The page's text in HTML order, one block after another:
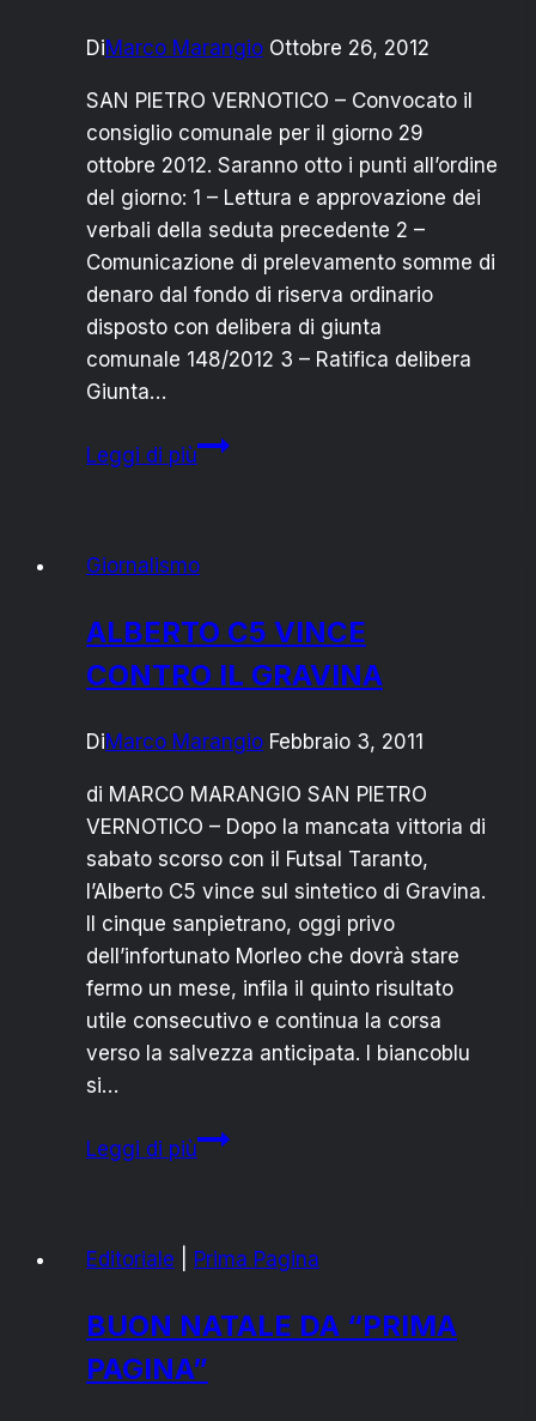
DiMarco Marangio Ottobre 26, 2012
SAN PIETRO VERNOTICO – Convocato il
consiglio comunale per il giorno 29
ottobre 2012. Saranno otto i punti all’ordine
del giorno: 1 – Lettura e approvazione dei
verbali della seduta precedente 2 –
Comunicazione di prelevamento somme di
denaro dal fondo di riserva ordinario
disposto con delibera di giunta
comunale 148/2012 3 – Ratifica delibera
Giunta…
Leggi di piùCOMUNE
CONVOCATO
CONSIGLIO
COMUNALE
Giornalismo
ALBERTO C5 VINCE
CONTRO IL GRAVINA
DiMarco Marangio Febbraio 3, 2011
di MARCO MARANGIO SAN PIETRO
VERNOTICO – Dopo la mancata vittoria di
sabato scorso con il Futsal Taranto,
l’Alberto C5 vince sul sintetico di Gravina.
Il cinque sanpietrano, oggi privo
dell’infortunato Morleo che dovrà stare
fermo un mese, infila il quinto risultato
utile consecutivo e continua la corsa
verso la salvezza anticipata. I biancoblu
si…
Leggi di piùALBERTO
IL
Editoriale Prima Pagina
BUON NATALE DA “PRIMA
PAGINA”